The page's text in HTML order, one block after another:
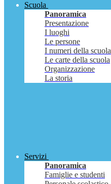
Scuola
Panoramica
Presentazione
I luoghi
Le persone
I numeri della scuola
Le carte della scuola
Organizzazione
La storia
Servizi
Panoramica
Famiglie e studenti